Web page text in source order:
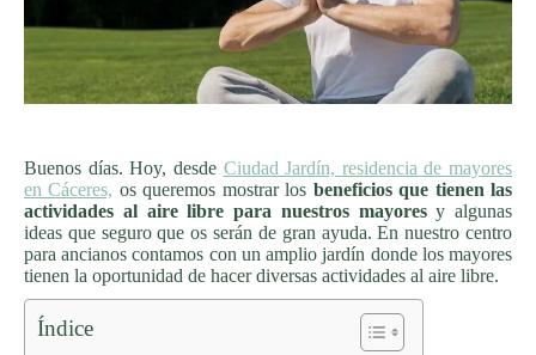
Buenos días. Hoy, desde Ciudad Jardín, residencia de mayores
en Cáceres, os queremos mostrar los beneficios que tienen las
actividades al aire libre para nuestros mayoresy algunas
ideas que seguro que os serán de gran ayuda. En nuestro centro
para ancianos contamos con un amplio jardín donde los mayores
tienen la oportunidad de hacer diversas actividades al aire libre.
Índice